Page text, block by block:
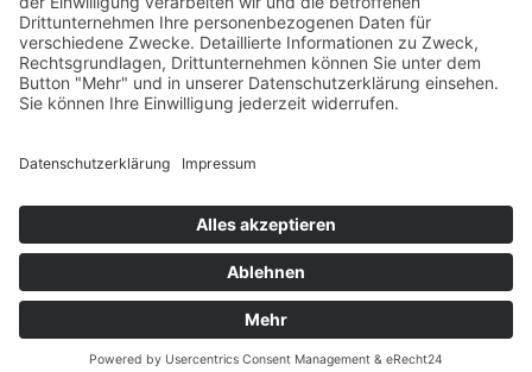
Kontakt
G.A. KIESEL GmbH
Wannenäckerstr. 20
74078 Heilbronn
Tel.: +49 7131 2825-0
info@kiesel-online.de
Impressum
Datenschutzerklärung